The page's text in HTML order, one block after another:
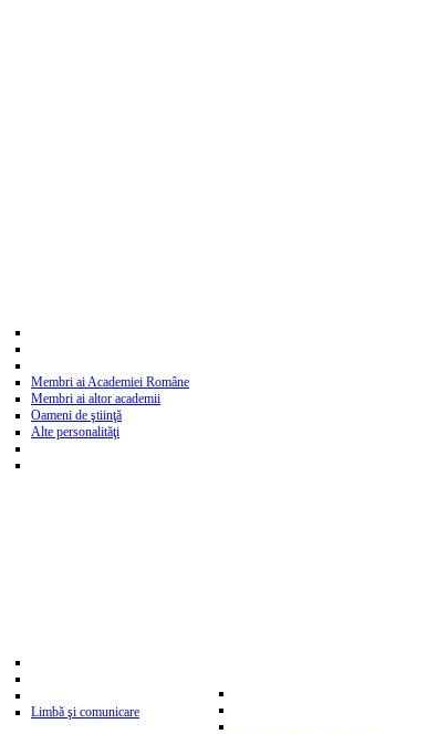
Membri ai Academiei Române
Membri ai altor academii
Oameni de ştiinţă
Alte personalităţi
Limbă şi comunicare